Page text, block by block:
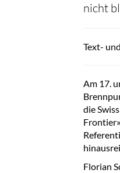
nicht
Text-
Am 17.
die
Florian